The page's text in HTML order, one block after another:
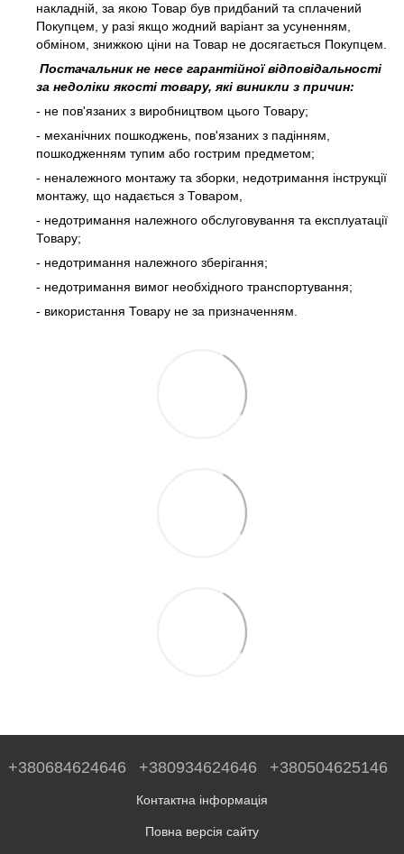
накладній, за якою Товар був придбаний та сплачений
Покупцем, у разі якщо жодний варіант за усуненням,
обміном, знижкою ціни на Товар не досягається Покупцем.
Постачальник не несе гарантійної відповідальності
за недоліки якості товару, які виникли з причин:
- не пов'язаних з виробництвом цього Товару;
- механічних пошкоджень, пов'язаних з падінням,
пошкодженням тупим або гострим предметом;
- неналежного монтажу та зборки, недотримання інструкції
монтажу, що надається з Товаром,
- недотримання належного обслуговування та експлуатації
Товару;
- недотримання належного зберігання;
- недотримання вимог необхідного транспортування;
- використання Товару не за призначенням.
+380684624646 +380934624646 +380504625146
Контактна інформація
Повна версія сайту